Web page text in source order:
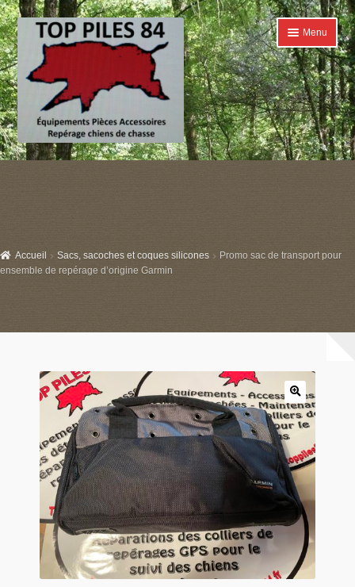
Aller
à
la
navigation
Aller
au
contenu
Menu
Accueil
Conditions générales de ventes
Panier
Produits populaires
Qui sommes-nous
Accueil Sacs, sacoches et coques silicones
Promo sac de transport pour
ensemble de repérage d’origine Garmin